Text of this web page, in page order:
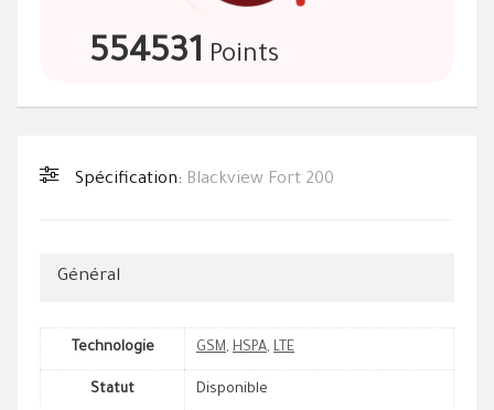
554531 Points
Spécification: Blackview Fort 200
Général
Technologie GSM, HSPA, LTE
Statut Disponible